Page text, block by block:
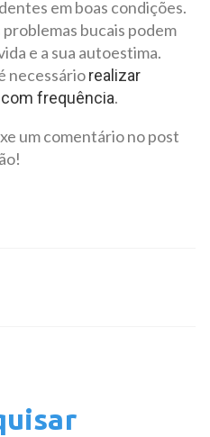
em boas condições.
bucais podem
e a sua autoestima.
necessáriorealizar
frequência.
um comentário no post